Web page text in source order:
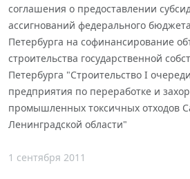
соглашения о предоставлении
ассигнований федерального
Петербурга на софинансирование
строительства государственной
Петербурга "Строительство I
предприятия по переработке и
промышленных токсичных отходов
Ленинградской области"
1 сентября 2011